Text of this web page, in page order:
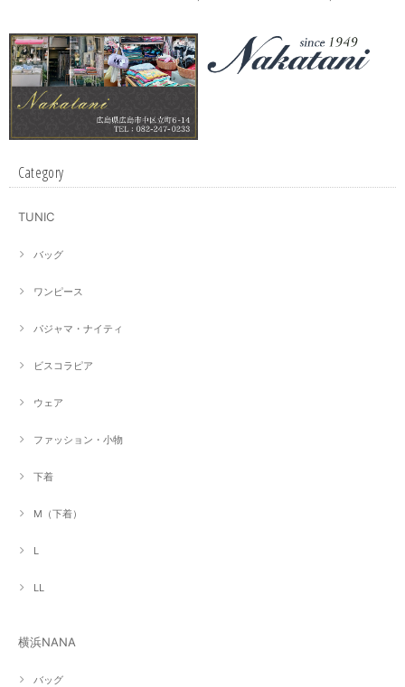
Category
TUNIC
バッグ
ワンピース
パジャマ・ナイティ
ビスコラピア
ウェア
ファッション・小物
下着
M（下着）
L
LL
横浜NANA
バッグ